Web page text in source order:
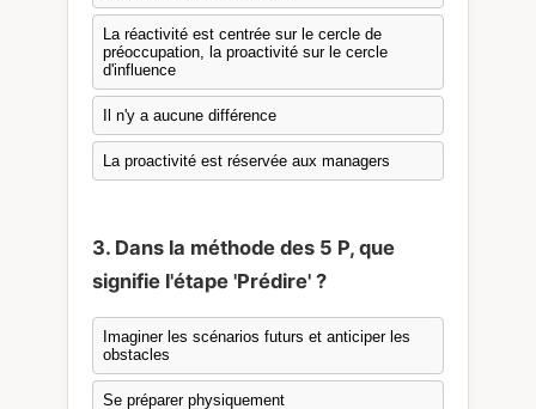
La réactivité est centrée sur le cercle de
préoccupation, la proactivité sur le cercle
d'influence
Il n'y a aucune différence
La proactivité est réservée aux managers
3. Dans la méthode des 5 P, que
signifie l'étape 'Prédire' ?
Imaginer les scénarios futurs et anticiper les
obstacles
Se préparer physiquement